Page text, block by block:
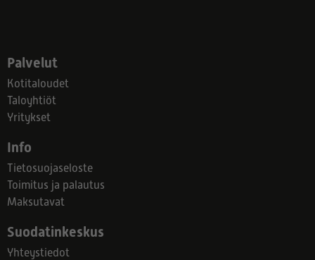
Palvelut
Kotitaloudet
Taloyhtiöt
Yritykset
Info
Tietosuojaseloste
Toimitus ja palautus
Maksutavat
Suodatinkeskus
Yhteystiedot